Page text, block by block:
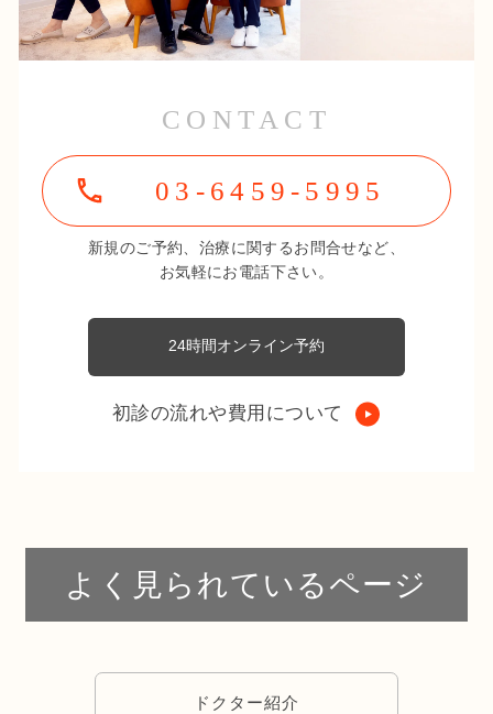
CONTACT
03-6459-5995
新規のご予約、治療に関するお問合せなど、
お気軽にお電話下さい。
24時間オンライン予約
初診の流れや費用について
よく見られているページ
ドクター紹介